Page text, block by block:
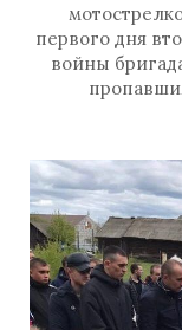
первого дня
войны